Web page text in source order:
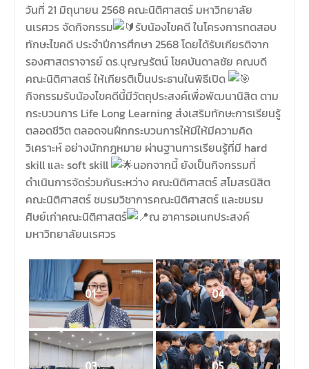
วันที่ 21 มิถุนายน 2568 คณะนิติศาสตร์ มหาวิทยาลัย
นเรศวร จัดกิจกรรม
รับน้องไขคดี ในโครงการทดสอบ
ทักษะไขคดี ประจำปีการศึกษา 2568 โดยได้รับเกียรติจาก
รองศาสตราจารย์ ดร.บุญญรัตน์ โชคบันดาลชัย คณบดี
คณะนิติศาสตร์ ให้เกียรติเป็นประธานในพิธีเปิด
กิจกรรมรับน้องไขคดีนี้มีวัตถุประสงค์เพื่อพัฒนานิสิต ตาม
กระบวนการ Life Long Learning ส่งเสริมทักษะการเรียนรู้
ตลอดชีวิต ตลอดจนฝึกกระบวนการให้มีให้มีความคิด
วิเคราะห์ อย่างนักกฎหมาย ผ่านฐานการเรียนรู้ที่มี hard
skill และ soft skill
นอกจากนี้ ยังเป็นกิจกรรมที่
ดำเนินการจัดร่วมกันระหว่าง คณะนิติศาสตร์ สโมสรนิสิต
คณะนิติศาสตร์ ชมรมวิชาการคณะนิติศาสตร์ และชมรม
ศิษย์เก่าคณะนิติศาสตร์
ณ อาคารอเนกประสงค์
มหาวิทยาลัยนเรศวร
01 04
03 05